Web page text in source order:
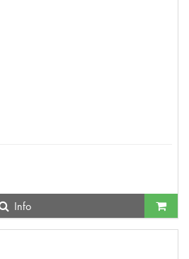
Info